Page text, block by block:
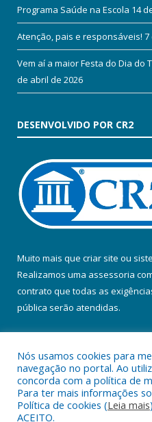
Programa Saúde na Escola 14
Atenção, pais e responsáveis! 7
Vem aí a maior Festa do Dia do
de abril de 2026
DESENVOLVIDO POR CR2
Muito mais que criar site ou
Realizamos uma assessoria
contrato que todas as
pública serão atendidas.
Todos os direitos reservados
Nós usamos cookies para
navegação no portal. Ao
concorda com a política de
Para ter mais informações
Política de cookies (Leia mais
ACEITO.